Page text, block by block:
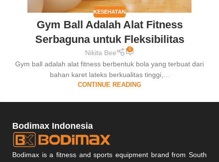
KESEHATAN
Gym Ball Adalah Alat Fitness
Serbaguna untuk Fleksibilitas
Nikita Bee 0
Gym ball adalah alat fitness berbentuk bola yang terbuat dari
bahan karet lateks berkualitas tinggi,...
CONTINUE READING
Bodimax Indonesia
Bodimax is a fitness and sports equipment brand from South